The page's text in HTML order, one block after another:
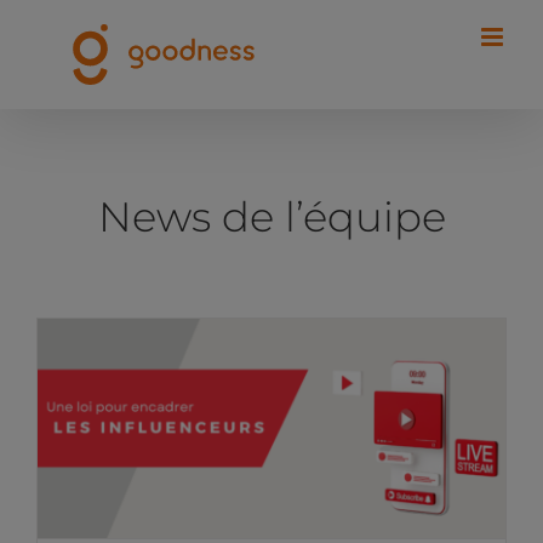
contenu
News de l’équipe
Une nouvelle loi encadrant
l’activité des influenceurs